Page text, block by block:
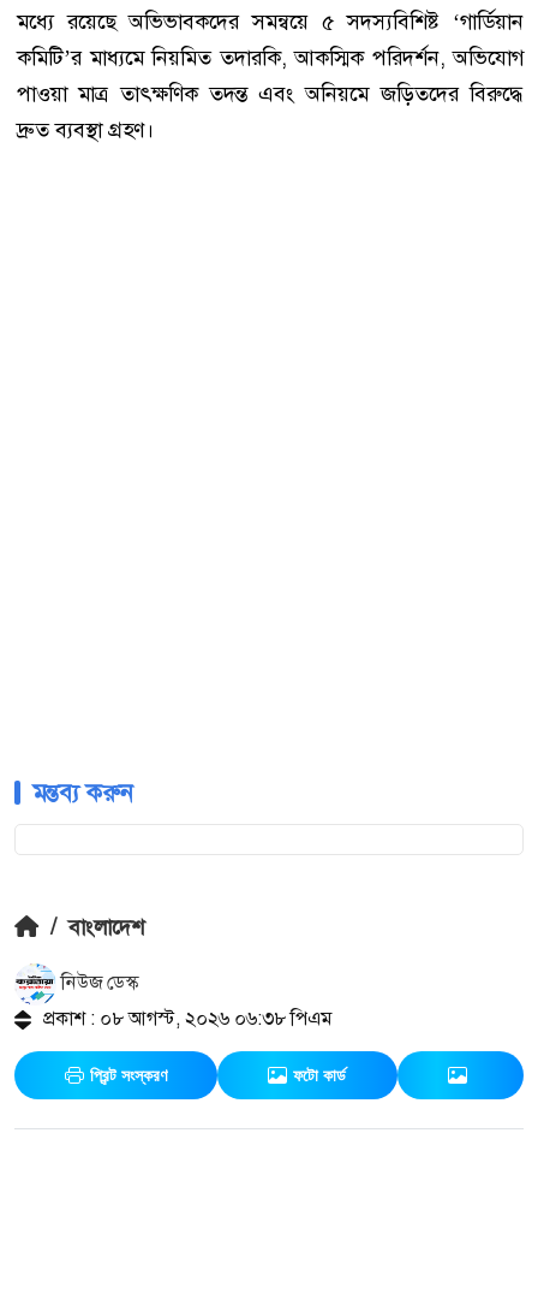
মধ্যে রয়েছে অভিভাবকদের সমন্বয়ে ৫ সদস্যবিশিষ্ট ‘গার্ডিয়ান
কমিটি’র মাধ্যমে নিয়মিত তদারকি, আকস্মিক পরিদর্শন, অভিযোগ
পাওয়া মাত্র তাৎক্ষণিক তদন্ত এবং অনিয়মে জড়িতদের বিরুদ্ধে
দ্রুত ব্যবস্থা গ্রহণ।
মন্তব্য করুন
/ বাংলাদেশ
নিউজ ডেস্ক
প্রকাশ : ০৮ আগস্ট, ২০২৬ ০৬:৩৮ পিএম
প্রিন্ট সংস্করণ ফটো কার্ড